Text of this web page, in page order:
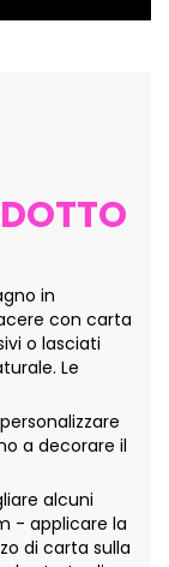
in
con carta
o lasciati
Le
personalizzare
a decorare il
alcuni
- applicare la
di carta sulla